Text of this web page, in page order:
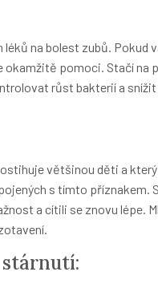
léků na bolest zubů. Pokud
okamžitě pomoci. Stačí na
růst bakterií a
většinou děti a
s tímto příznakem.
a cítili se znovu lépe.
stárnutí: